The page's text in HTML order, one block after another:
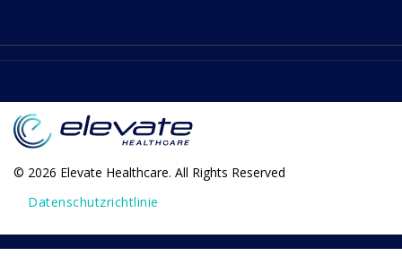
© 2026 Elevate Healthcare. All Rights Reserved
Datenschutzrichtlinie